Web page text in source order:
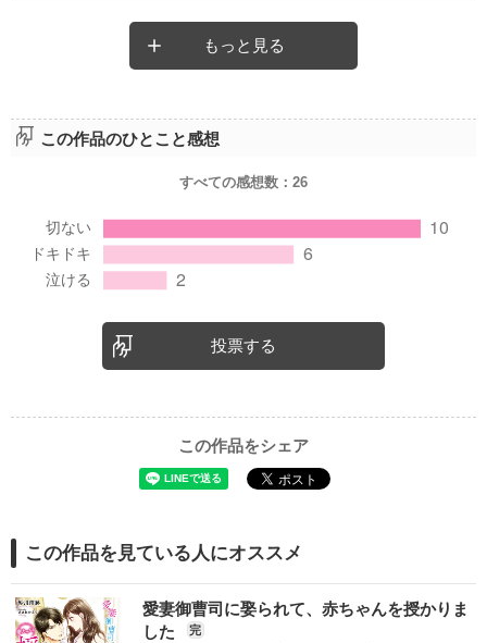
もっと見る
この作品のひとこと感想
すべての感想数： 26
投票する
この作品をシェア
この作品を見ている人にオススメ
愛妻御曹司に娶られて、赤ちゃんを授かりま
した
完